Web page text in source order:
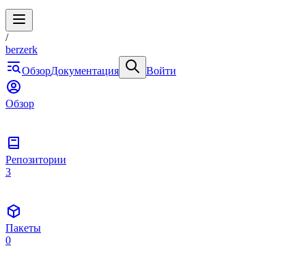
/
berzerk
ОбзорДокументация Войти
Обзор
Репозитории
3
Пакеты
0